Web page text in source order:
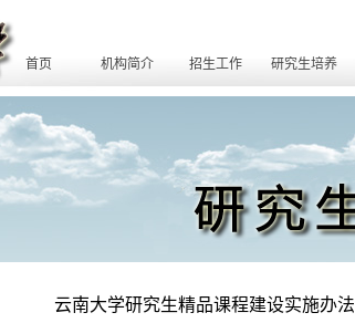
首页 机构简介 招生工作 研究生培养
云南大学研究生精品课程建设实施办法